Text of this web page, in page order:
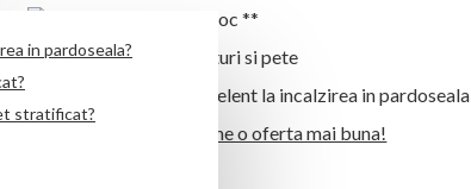
in pardoseala?
stratificat?
Livrare rapida din stoc **
Rezistent la zgarieturi si pete
Transfer termic excelent la incalzirea in pardoseala
Proiect mare? Obtine o oferta mai buna!